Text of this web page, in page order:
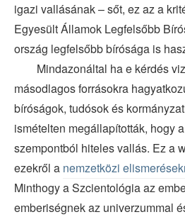
igazi vallásának – sőt, ez az a
Egyesült Államok Legfelsőbb
ország legfelsőbb bírósága is
Mindazonáltal ha e kérdés
másodlagos forrásokra
bíróságok, tudósok és
ismételten megállapították, hogy
szempontból hiteles vallás. Ez a
ezekről a nemzetközi
Minthogy a Szcientológia az
emberiségnek az univerzummal